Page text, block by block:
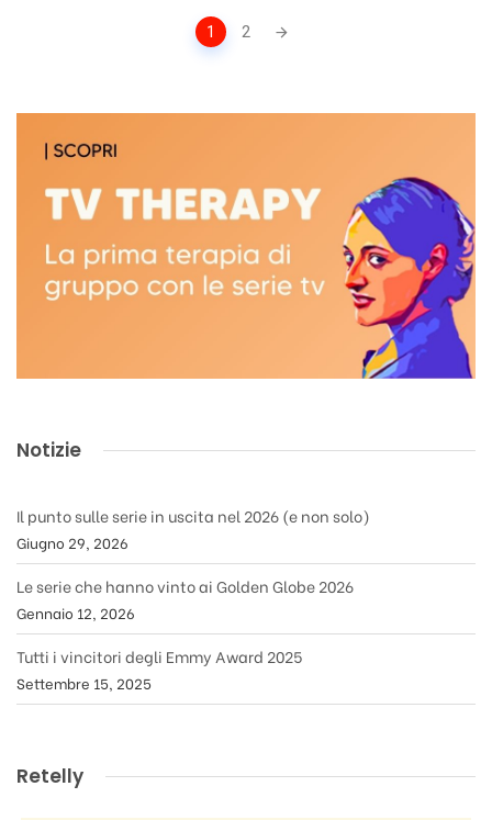
1 2
Notizie
Il punto sulle serie in uscita nel 2026 (e non solo)
Giugno 29, 2026
Le serie che hanno vinto ai Golden Globe 2026
Gennaio 12, 2026
Tutti i vincitori degli Emmy Award 2025
Settembre 15, 2025
Retelly